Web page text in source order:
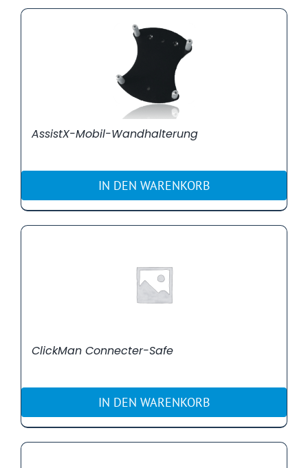
AssistX-Mobil-Wandhalterung
IN DEN WARENKORB
ClickMan Connecter-Safe
IN DEN WARENKORB